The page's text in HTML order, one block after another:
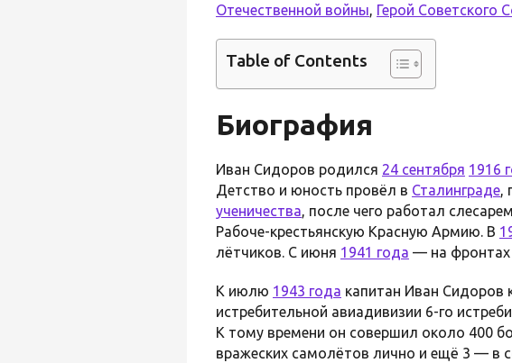
Отечественной войны, Герой Советского
Table of Contents
Биография
Иван Сидоров родился 24 сентября 1916
Детство и юность провёл в Сталинграде,
ученичества, после чего работал
Рабоче-крестьянскую Красную Армию. В
лётчиков. С июня 1941 года — на фронтах
К июлю 1943 года капитан Иван Сидоров
истребительной авиадивизии 6-го
К тому времени он совершил около 400
вражеских самолётов лично и ещё 3 — в